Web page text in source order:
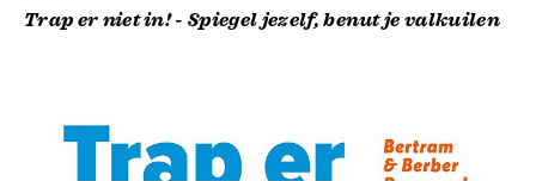
Trap er niet in! - Spiegel jezelf, benut je valkuilen